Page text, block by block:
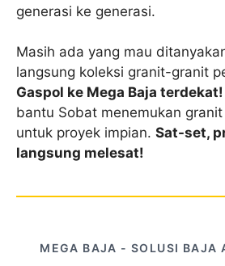
generasi ke generasi.
Masih ada yang mau
langsung koleksi granit-granit
Gaspol ke Mega Baja terdekat!
bantu Sobat menemukan
untuk proyek impian. Sat-set,
langsung melesat!
MEGA BAJA - SOLUSI BAJA